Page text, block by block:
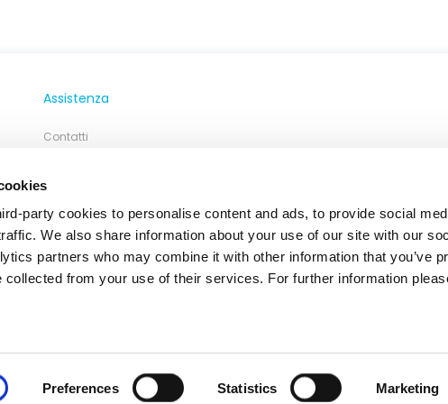
party cookies to personalise content and ads, to provide social
We also share information about your use of our site with our
partners who may combine it with other information that you’ve
collected from your use of their services. For further information
Preferences Statistics Marketing
Assistenza
Contatti
Note legali